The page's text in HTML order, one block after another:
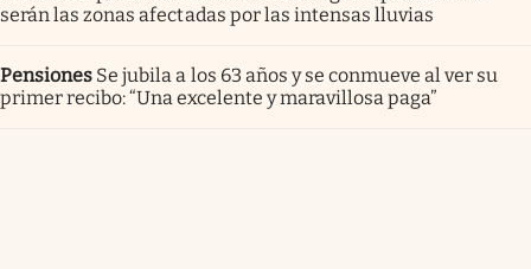
serán las zonas afectadas por las intensas lluvias
Pensiones Se jubila a los 63 años y se conmueve al ver su
primer recibo: “Una excelente y maravillosa paga”